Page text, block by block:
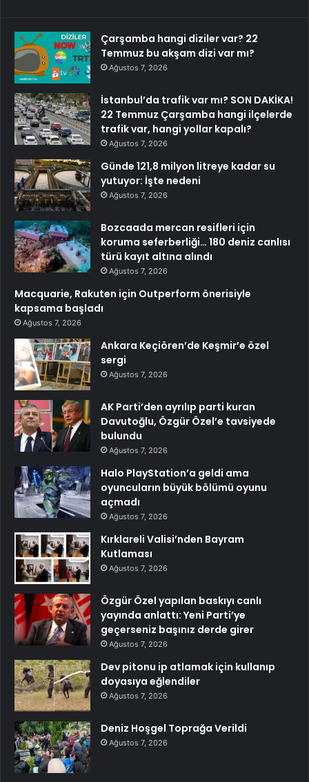
Çarşamba hangi diziler var? 22
Temmuz bu akşam dizi var mı?
Ağustos 7, 2026
İstanbul’da trafik var mı? SON DAKİKA!
22 Temmuz Çarşamba hangi ilçelerde
trafik var, hangi yollar kapalı?
Ağustos 7, 2026
Günde 121,8 milyon litreye kadar su
yutuyor: İşte nedeni
Ağustos 7, 2026
Bozcaada mercan resifleri için
koruma seferberliği… 180 deniz canlısı
türü kayıt altına alındı
Ağustos 7, 2026
Macquarie, Rakuten için Outperform önerisiyle
kapsama başladı
Ağustos 7, 2026
Ankara Keçiören’de Keşmir’e özel
sergi
Ağustos 7, 2026
AK Parti’den ayrılıp parti kuran
Davutoğlu, Özgür Özel’e tavsiyede
bulundu
Ağustos 7, 2026
Halo PlayStation’a geldi ama
oyuncuların büyük bölümü oyunu
açmadı
Ağustos 7, 2026
Kırklareli Valisi’nden Bayram
Kutlaması
Ağustos 7, 2026
Özgür Özel yapılan baskıyı canlı
yayında anlattı: Yeni Parti’ye
geçerseniz başınız derde girer
Ağustos 7, 2026
Dev pitonu ip atlamak için kullanıp
doyasıya eğlendiler
Ağustos 7, 2026
Deniz Hoşgel Toprağa Verildi
Ağustos 7, 2026